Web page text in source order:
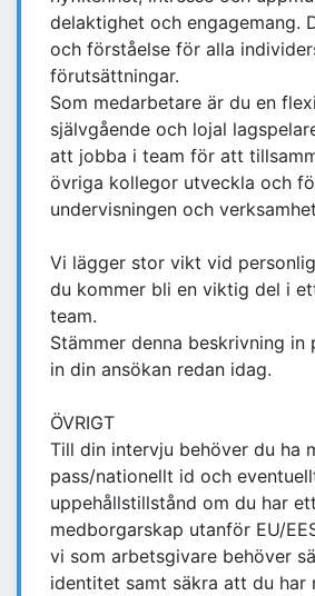
delaktighet och engagemang.
och förståelse för alla
förutsättningar.
Som medarbetare är du en
självgående och lojal
att jobba i team för att
övriga kollegor utveckla och
undervisningen och
Vi lägger stor vikt vid
du kommer bli en viktig del i
team.
Stämmer denna beskrivning in
in din ansökan redan idag.
ÖVRIGT
Till din intervju behöver du ha
pass/nationellt id och
uppehållstillstånd om du har ett
medborgarskap utanför EU/
vi som arbetsgivare behöver
identitet samt säkra att du har